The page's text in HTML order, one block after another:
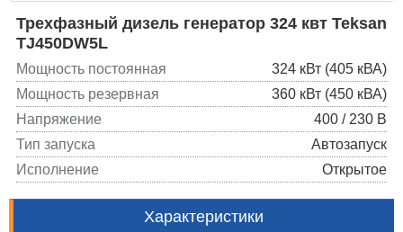
Трехфазный дизель генератор 324 квт Teksan
TJ450DW5L
Мощность постоянная
324 кВт (405 кВА)
Мощность резервная
360 кВт (450 кВА)
Напряжение
400 / 230 В
Тип запуска
Автозапуск
Исполнение
Открытое
Характеристики